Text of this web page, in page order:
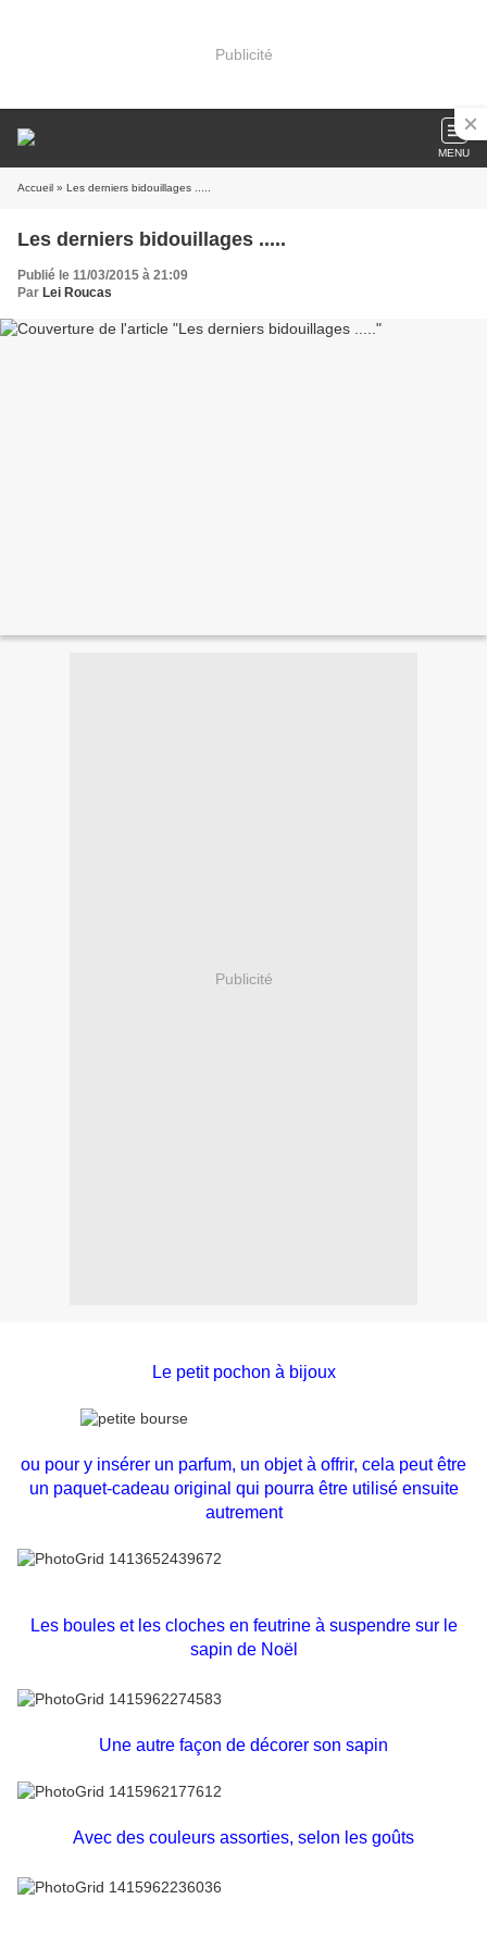
Publicité
MENU
Accueil » Les derniers bidouillages .....
Les derniers bidouillages .....
Publié le 11/03/2015 à 21:09
Par Lei Roucas
Publicité
Le petit pochon à bijoux
ou pour y insérer un parfum, un objet à offrir, cela peut être
un paquet-cadeau original qui pourra être utilisé ensuite
autrement
Les boules et les cloches en feutrine à suspendre sur le
sapin de Noël
Une autre façon de décorer son sapin
Avec des couleurs assorties, selon les goûts